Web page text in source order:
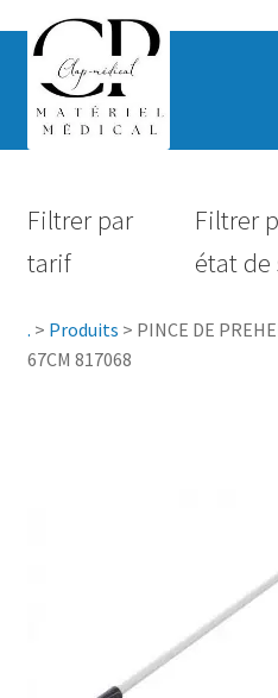
Hygiène
0.00 €
Filtrer par
tarif
Filtrer
état de
. > Produits > PINCE DE
67CM 817068